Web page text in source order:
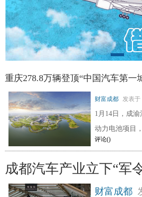
重庆278.8万辆登顶“中国汽车第
财富成都 发表于
1月14日，成
动力电池项目
评论()
成都汽车产业立下“军
财富成都